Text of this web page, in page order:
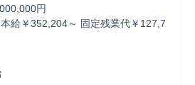
円
給￥352,204～ 固定残業代￥127,7